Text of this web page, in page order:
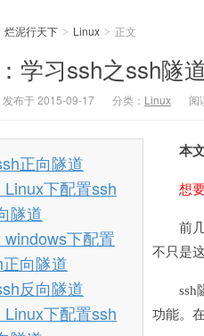
烂泥行天下 > Linux > 正文
学习ssh之ssh隧
发布于 2015-09-17 分类： Linux 阅
正向隧道
Linux下配置ssh
隧道
windows下配置
向隧道
反向隧道
Linux下配置ssh
本
想
前
不只是
ssh
功能。